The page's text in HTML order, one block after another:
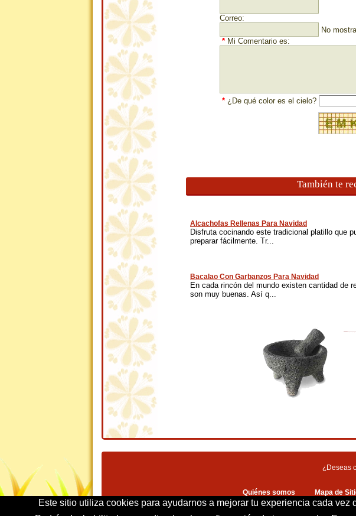
Este sitio utiliza cookies para ayudarnos a mejorar tu experiencia cada
Correo:
No
* Mi Comentario es:
* ¿De qué color es el cielo?
También te
Alcachofas Rellenas Para Navidad
Disfruta cocinando este tradicional platillo que
preparar fácilmente. Tr...
Bacalao Con Garbanzos Para Navidad
En cada rincón del mundo existen cantidad de
son muy buenas. Así q...
¿Deseas
Quiénes somos Mapa de